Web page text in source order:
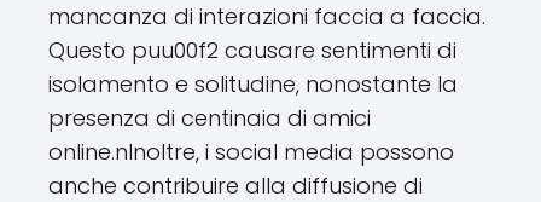
mancanza di interazioni faccia a faccia.
Questo puu00f2 causare sentimenti di
isolamento e solitudine, nonostante la
presenza di centinaia di amici
online.nInoltre, i social media possono
anche contribuire alla diffusione di